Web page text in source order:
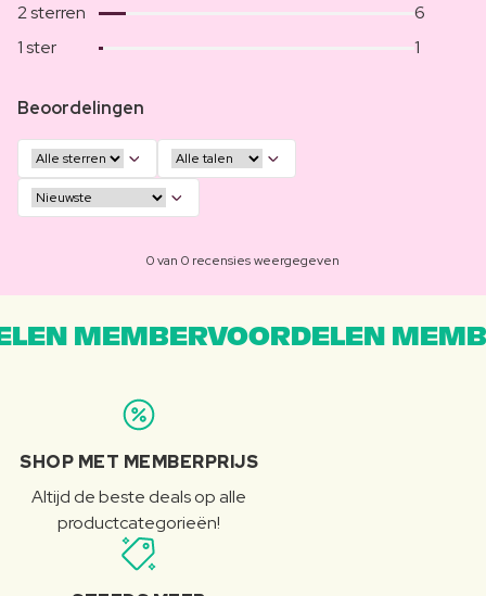
2 sterren
6
1 ster
1
Beoordelingen
0 van 0 recensies weergegeven
MEMBERVOORDELEN
SHOP MET MEMBERPRIJS
Altijd de beste deals op alle
productcategorieën!